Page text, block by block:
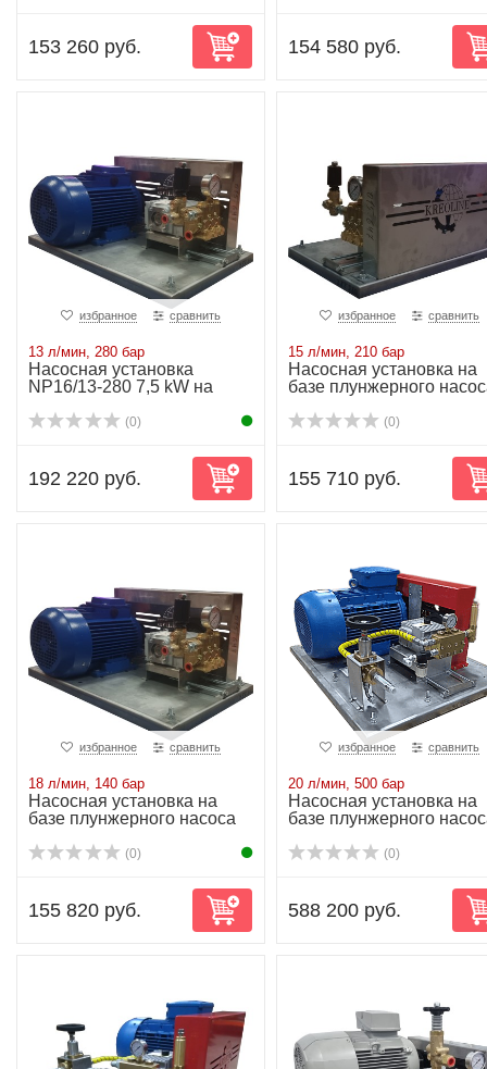
153 260 руб. 154 580 руб.
избранное сравнить
13 л/мин, 280 бар
Насосная установка
NP16/13-280 7,5 kW на
(0)
192 220 руб.
избранное сравнить
15 л/мин, 210 бар
Насосная установка на
базе плунжерного
(0)
155 710 руб.
избранное сравнить
18 л/мин, 140 бар
Насосная установка на
базе плунжерного насоса
(0)
155 820 руб.
избранное сравнить
20 л/мин, 500 бар
Насосная установка на
базе плунжерного
(0)
588 200 руб.